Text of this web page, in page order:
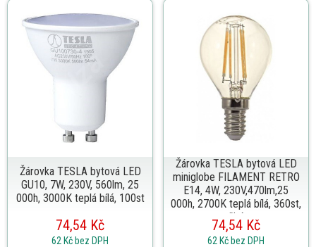
Žárovka TESLA bytová LED
GU10, 7W, 230V, 560lm, 25
000h, 3000K teplá bílá, 100st
74,54 Kč
62 Kč bez DPH
Žárovka TESLA bytová LED
miniglobe FILAMENT RETRO
E14, 4W, 230V,470lm,25
000h, 2700K teplá bílá, 360st,
čirá
74,54 Kč
62 Kč bez DPH